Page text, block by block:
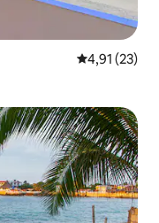
Évaluation
4,91 (23)